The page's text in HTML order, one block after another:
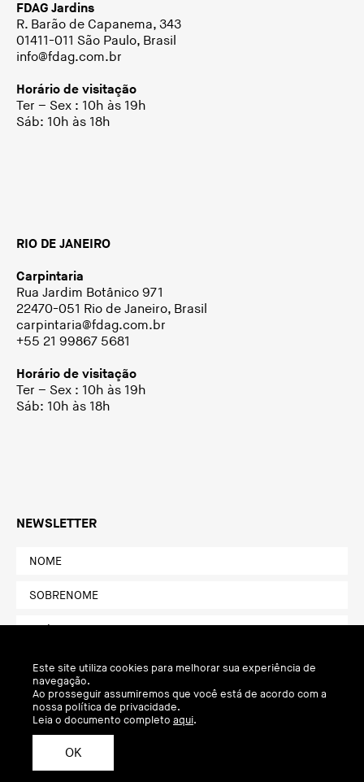
FDAG Jardins
R. Barão de Capanema, 343
01411-011 São Paulo, Brasil
info@fdag.com.br
Horário de visitação
Ter – Sex : 10h às 19h
Sáb: 10h às 18h
RIO DE JANEIRO
Carpintaria
Rua Jardim Botânico 971
22470-051 Rio de Janeiro, Brasil
carpintaria@fdag.com.br
+55 21 99867 5681
Horário de visitação
Ter – Sex : 10h às 19h
Sáb: 10h às 18h
NEWSLETTER
Política de Privacidade
Este site utiliza cookies para melhorar sua experiência de
navegação.
Ao prosseguir assumiremos que você está de acordo com a
nossa política de privacidade.
Leia o documento completo aqui.
OK